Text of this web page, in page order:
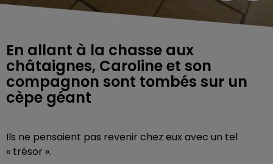
En allant à la chasse aux
châtaignes, Caroline et son
compagnon sont tombés sur un
cèpe géant
Ils ne pensaient pas revenir chez eux avec un tel
« trésor ».